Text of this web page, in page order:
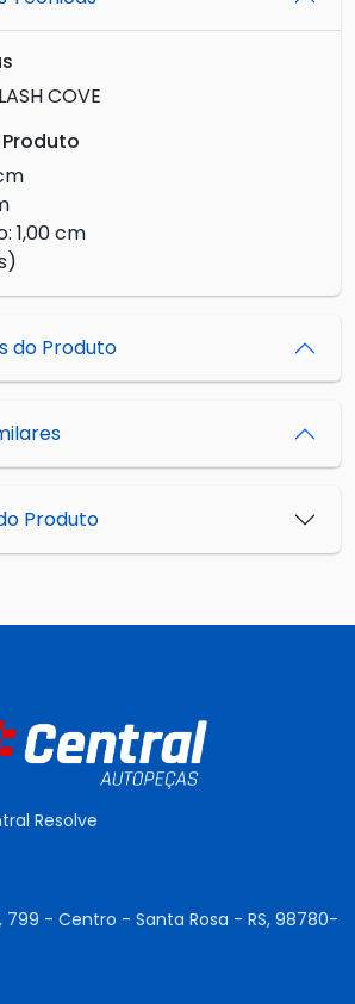
COVE
1,00 cm
do Produto
Produto
Resolve
799 - Centro - Santa Rosa - RS, 98780-